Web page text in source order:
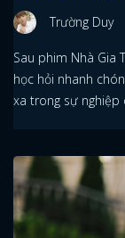
Trường Duy
Sau phim Nhà Gia
học hỏi nhanh
xa trong sự nghiệp